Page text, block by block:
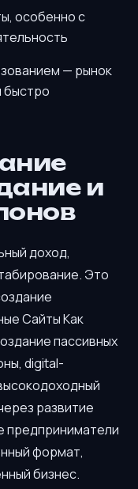
особенно с
— рынок
быстро
и
доход,
Это
Сайты Как
пассивных
digital-
развитие
предприниматели
формат,
бизнес.